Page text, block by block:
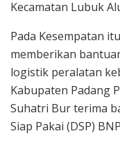
Kecamatan Lubuk
Pada Kesempatan
memberikan
logistik peralatan
Kabupaten Padang
Suhatri Bur terima
Siap Pakai (DSP)